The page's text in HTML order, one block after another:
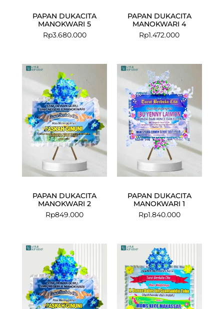
PAPAN DUKACITA
MANOKWARI 5
Rp3.680.000
PAPAN DUKACITA
MANOKWARI 4
Rp1.472.000
PAPAN DUKACITA
MANOKWARI 2
Rp849.000
PAPAN DUKACITA
MANOKWARI 1
Rp1.840.000